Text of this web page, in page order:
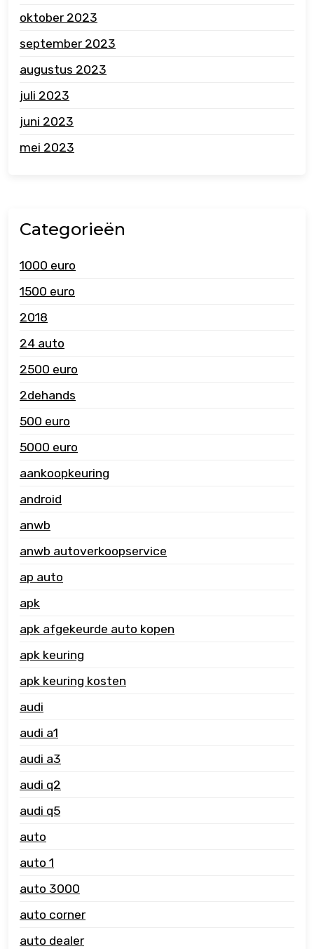
oktober 2023
september 2023
augustus 2023
juli 2023
juni 2023
mei 2023
Categorieën
1000 euro
1500 euro
2018
24 auto
2500 euro
2dehands
500 euro
5000 euro
aankoopkeuring
android
anwb
anwb autoverkoopservice
ap auto
apk
apk afgekeurde auto kopen
apk keuring
apk keuring kosten
audi
audi a1
audi a3
audi q2
audi q5
auto
auto 1
auto 3000
auto corner
auto dealer